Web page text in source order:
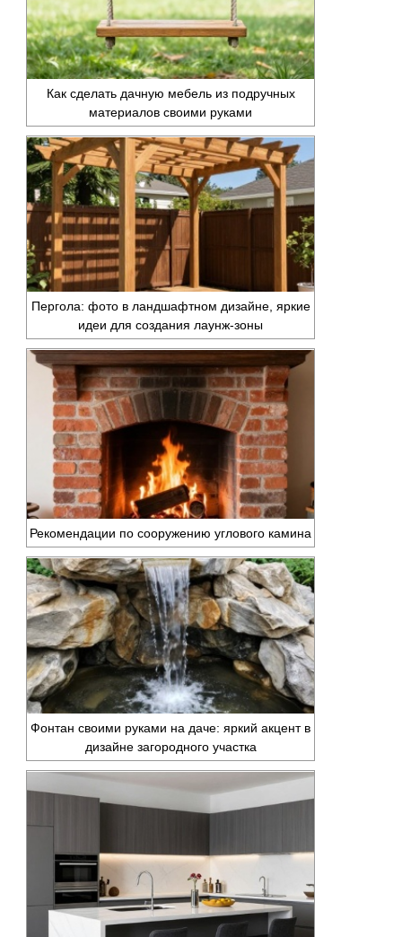
Как сделать дачную мебель из подручных
материалов своими руками
Пергола: фото в ландшафтном дизайне, яркие
идеи для создания лаунж-зоны
Рекомендации по сооружению углового камина
Фонтан своими руками на даче: яркий акцент в
дизайне загородного участка